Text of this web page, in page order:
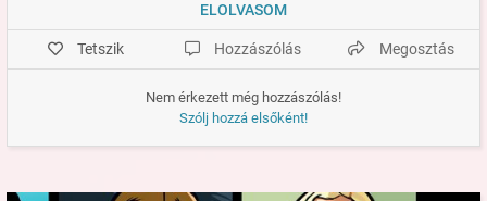
ELOLVASOM
Tetszik Hozzászólás Megosztás
Nem érkezett még hozzászólás!
Szólj hozzá elsőként!